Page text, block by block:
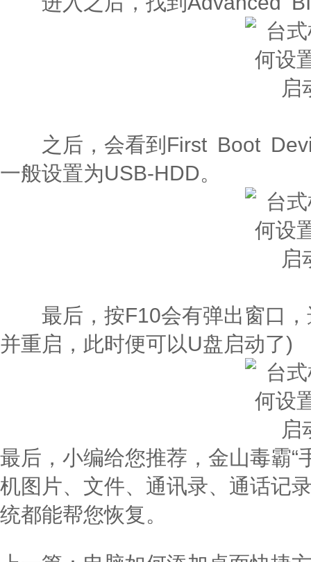
之后，会看到First Boot
一般设置为USB-HDD。
最后，按F10会有弹出窗口，
并重启，此时便可以U盘启动了)
最后，小编给您推荐，金山毒霸“
机图片、文件、通讯录、通话记
统都能帮您恢复。